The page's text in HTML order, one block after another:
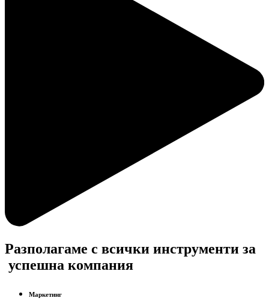
Разполагаме с всички инструменти за
успешна компания
Маркетинг